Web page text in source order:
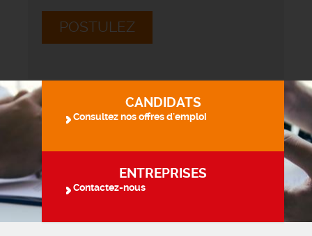
POSTULEZ
CANDIDATS
Consultez nos offres d'emploi
ENTREPRISES
Contactez-nous